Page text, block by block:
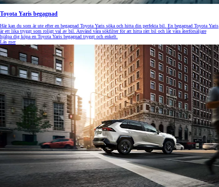
Toyota Yaris begagnad
Här kan du som är ute efter en begagnad Toyota Yaris söka och hitta din perfekta bil. En begagnad Toyota Yaris
är ett lika tryggt som roligt val av bil. Använd våra sökfilter för att hitta rätt bil och låt våra återförsäljare
hjälpa dig köpa en Toyota Yaris begagnad tryggt och enkelt.
Läs mer